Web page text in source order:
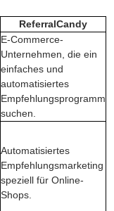
ReferralCandy
E-Commerce-
Unternehmen, die ein
einfaches und
automatisiertes
Empfehlungsprogramm
suchen.
Automatisiertes
Empfehlungsmarketing
speziell für Online-
Shops.